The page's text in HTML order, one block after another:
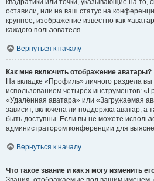
квадратики или точки, указывающие на то,
оставили, или на ваш статус на
крупное, изображение известно как
каждого пользователя.
Вернуться к началу
Как мне включить отображение аватары?
На вкладке «Профиль» личного раздела
использованием четырёх инструментов:
«Удалённая аватара» или «Загружаемая
зависит, включена ли поддержка аватар, а
быть доступны. Если вы не можете
администратором конференции для
Вернуться к началу
Что такое звание и как я могу изменить